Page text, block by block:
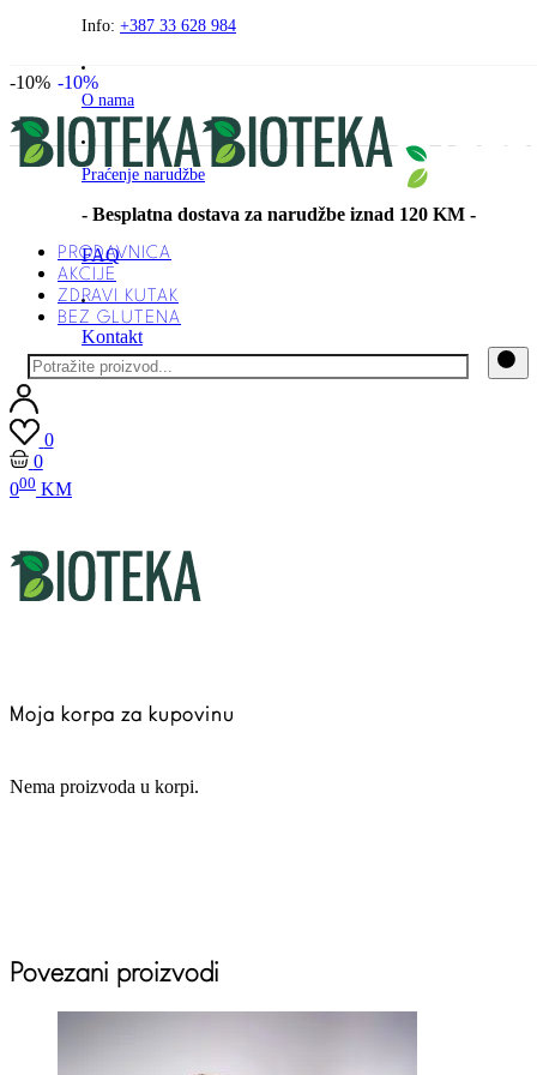
PreskočiteInfo: +387 33 628 984
O nama
Praćenje narudžbe
- Besplatna dostava za narudžbe iznad 120 KM -
FAQ
Kontakt
PRODAVNICA
AKCIJE
ZDRAVI KUTAK
BEZ GLUTENA
0
0
000 KM
Moja korpa za kupovinu
Nema proizvoda u korpi.
-10%
Povezani proizvodi
-10%